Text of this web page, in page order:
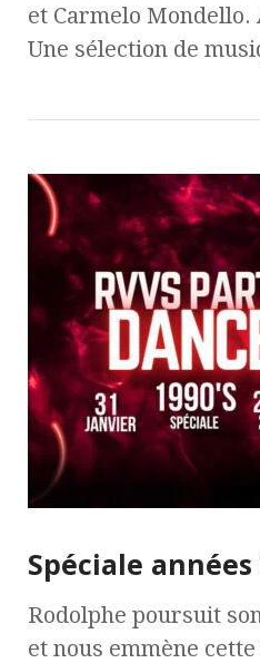
et Carmelo
Une sélection de
Spéciale années
Rodolphe poursuit
et nous emmène